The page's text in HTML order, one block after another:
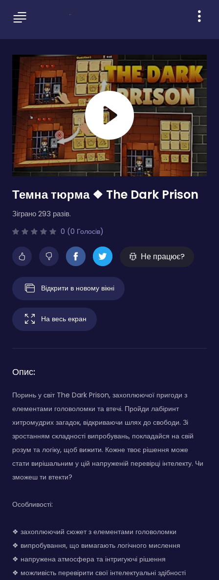
Темна тюрма ❖ The Dark Prison
Зіграно 293 разів.
0 (0 Голосів)
Не працює?
Відкрити в новому вікні
На весь екран
Опис:
Поринь у світ The Dark Prison, захоплюючої пригоди з
елементами головоломки та втечі. Пройди лабіринт
хитромудрих загадок, відкриваючи шлях до свободи. Зі
зростанням складності випробувань, покладайся на свій
розум та логіку, щоб вижити. Кожне твоє рішення може
стати вирішальним у цій напруженій перевірці інтелекту. Чи
зможеш ти втекти?
Особливості:
❖ захоплюючий сюжет з елементами головоломки
❖ випробування, що вимагають логічного мислення
❖ напружена атмосфера та інтригуючі рішення
❖ можливість перевірити свої інтелектуальні здібності